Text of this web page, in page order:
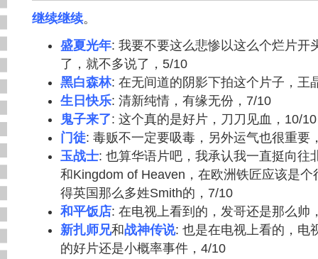
继续继续。
盛夏光年: 我要不要这么悲惨以这么个烂片开
了，就不多说了，5/10
黑白森林: 在无间道的阴影下拍这个片子，王
生日快乐: 清新纯情，有缘无份，7/10
鬼子来了: 这个真的是好片，刀刀见血，10/10
门徒: 毒贩不一定要吸毒，另外运气也很重要
玉战士: 也算华语片吧，我承认我一直挺向往
和Kingdom of Heaven，在欧洲铁匠应该是
得英国那么多姓Smith的，7/10
和平饭店: 在电视上看到的，发哥还是那么帅
新扎师兄和战神传说: 也是在电视上看的，电
的好片还是小概率事件，4/10